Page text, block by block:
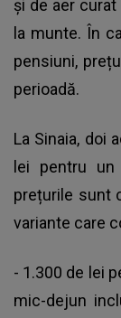
și de aer
la munte. În
pensiuni,
perioadă.
La Sinaia, doi
lei pentru
prețurile sunt
variante care
- 1.300 de lei
mic-dejun